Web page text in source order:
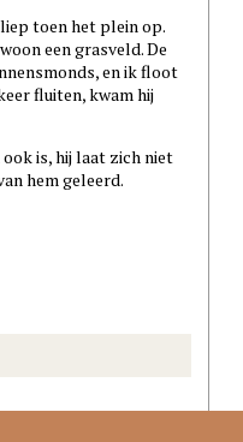
toen het plein op.
een grasveld. De
en ik floot
fluiten, kwam hij
is, hij laat zich niet
hem geleerd.